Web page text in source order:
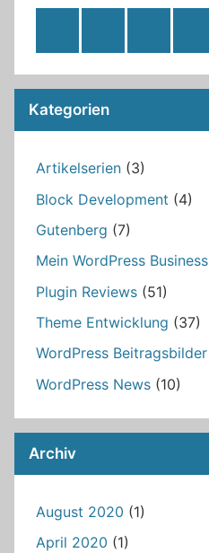
Feed
Kategorien
Artikelserien (3)
Block Development (4)
Gutenberg (7)
Mein WordPress Business
Plugin Reviews (51)
Theme Entwicklung (37)
WordPress Beitragsbilder
WordPress News (10)
Archiv
August 2020 (1)
April 2020 (1)